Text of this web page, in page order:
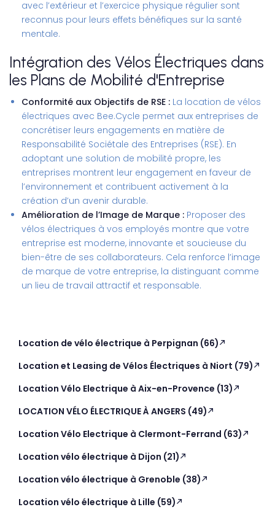
avec l’extérieur et l’exercice physique régulier sont
reconnus pour leurs effets bénéfiques sur la santé
mentale.
Intégration des Vélos Électriques dans
les Plans de Mobilité d'Entreprise
Conformité aux Objectifs de RSE : La location de vélos
électriques avec Bee.Cycle permet aux entreprises de
concrétiser leurs engagements en matière de
Responsabilité Sociétale des Entreprises (RSE). En
adoptant une solution de mobilité propre, les
entreprises montrent leur engagement en faveur de
l’environnement et contribuent activement à la
création d’un avenir durable.
Amélioration de l’Image de Marque : Proposer des
vélos électriques à vos employés montre que votre
entreprise est moderne, innovante et soucieuse du
bien-être de ses collaborateurs. Cela renforce l’image
de marque de votre entreprise, la distinguant comme
un lieu de travail attractif et responsable.
Location de vélo électrique à Perpignan (66)
Location et Leasing de Vélos Électriques à Niort (79)
Location Vélo Electrique à Aix-en-Provence (13)
LOCATION VÉLO ÉLECTRIQUE À ANGERS (49)
Location Vélo Electrique à Clermont-Ferrand (63)
Location vélo électrique à Dijon (21)
Location vélo électrique à Grenoble (38)
Location vélo électrique à Lille (59)